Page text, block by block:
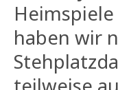
haben wir